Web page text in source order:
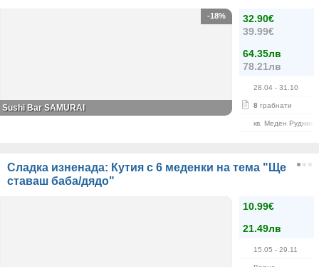
32.90€
39.99€
64.35лв
78.21лв
28.04 - 31.10
8 грабнати
кв. Меден Рудник
-18%
Sushi Bar SAMURAI
Сладка изненада: Кутия с 6 меденки на тема "Ще
ставаш баба/дядо"
10.99€
21.49лв
15.05 - 29.11